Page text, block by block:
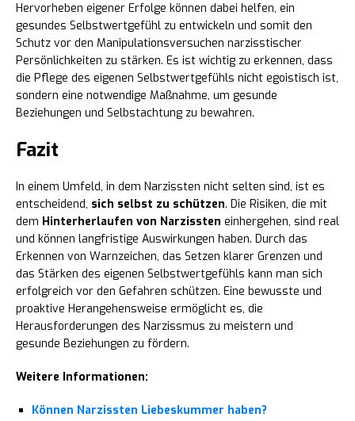
Hervorheben eigener Erfolge können dabei helfen, ein
gesundes Selbstwertgefühl zu entwickeln und somit den
Schutz vor den Manipulationsversuchen narzisstischer
Persönlichkeiten zu stärken. Es ist wichtig zu erkennen, dass
die Pflege des eigenen Selbstwertgefühls nicht egoistisch ist,
sondern eine notwendige Maßnahme, um gesunde
Beziehungen und Selbstachtung zu bewahren.
Fazit
In einem Umfeld, in dem Narzissten nicht selten sind, ist es
entscheidend, sich selbst zu schützen. Die Risiken, die mit
dem Hinterherlaufen von Narzissten einhergehen, sind real
und können langfristige Auswirkungen haben. Durch das
Erkennen von Warnzeichen, das Setzen klarer Grenzen und
das Stärken des eigenen Selbstwertgefühls kann man sich
erfolgreich vor den Gefahren schützen. Eine bewusste und
proaktive Herangehensweise ermöglicht es, die
Herausforderungen des Narzissmus zu meistern und
gesunde Beziehungen zu fördern.
Weitere Informationen:
Können Narzissten Liebeskummer haben?